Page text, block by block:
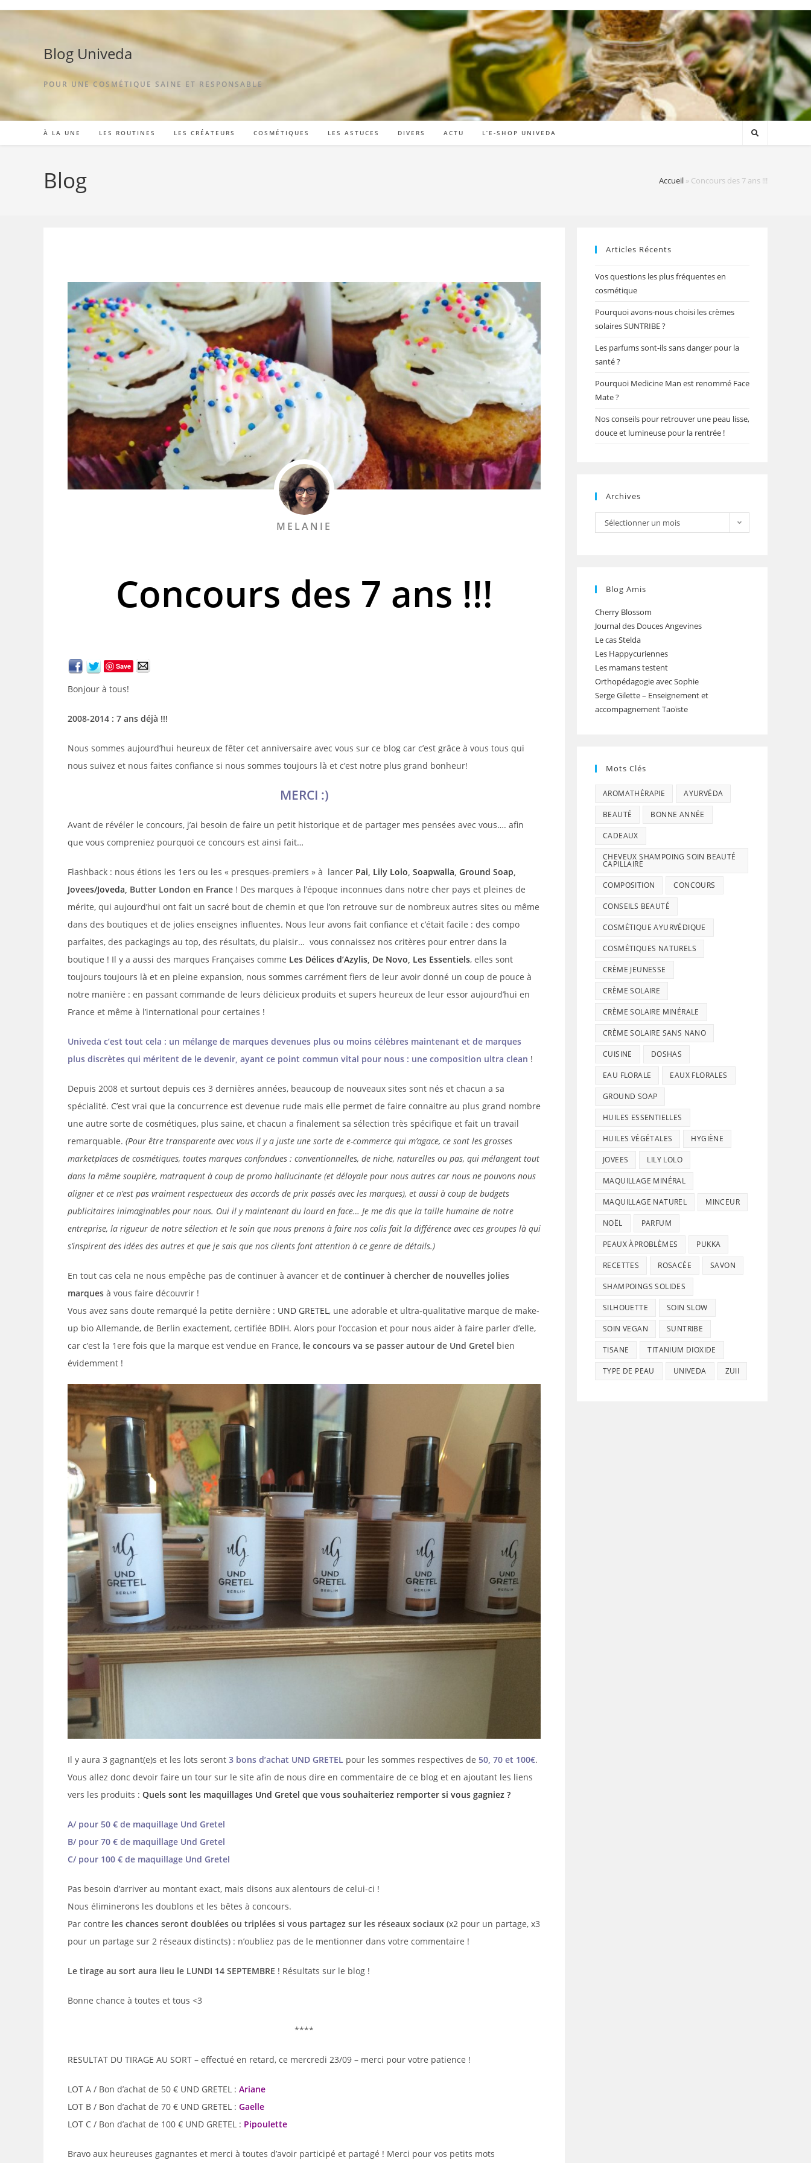
Blog Univeda
POUR UNE COSMÉTIQUE SAINE ET RESPONSABLE
À LA UNE LES ROUTINES LES CRÉATEURS COSMÉTIQUES LES ASTUCES DIVERS ACTU L’E-SHOP UNIVEDA
Blog Accueil » Concours des 7 ans !!!
MELANIE
Concours des 7 ans !!!
Save
Bonjour à tous!
2008-2014 : 7 ans déjà !!!
Nous sommes aujourd’hui heureux de fêter cet anniversaire avec vous sur ce blog car c’est grâce à vous tous qui
nous suivez et nous faites confiance si nous sommes toujours là et c’est notre plus grand bonheur!
MERCI :)
Avant de révéler le concours, j’ai besoin de faire un petit historique et de partager mes pensées avec vous…. afin
que vous compreniez pourquoi ce concours est ainsi fait…
Flashback : nous étions les 1ers ou les « presques-premiers » à lancer Pai, Lily Lolo, Soapwalla, Ground Soap,
Jovees/Joveda, Butter London en France ! Des marques à l’époque inconnues dans notre cher pays et pleines de
mérite, qui aujourd’hui ont fait un sacré bout de chemin et que l’on retrouve sur de nombreux autres sites ou même
dans des boutiques et de jolies enseignes influentes. Nous leur avons fait confiance et c’était facile : des compo
parfaites, des packagings au top, des résultats, du plaisir… vous connaissez nos critères pour entrer dans la
boutique ! Il y a aussi des marques Françaises comme Les Délices d’Azylis, De Novo, Les Essentiels, elles sont
toujours toujours là et en pleine expansion, nous sommes carrément fiers de leur avoir donné un coup de pouce à
notre manière : en passant commande de leurs délicieux produits et supers heureux de leur essor aujourd’hui en
France et même à l’international pour certaines !
Univeda c’est tout cela : un mélange de marques devenues plus ou moins célèbres maintenant et de marques
plus discrètes qui méritent de le devenir, ayant ce point commun vital pour nous : une composition ultra clean !
Depuis 2008 et surtout depuis ces 3 dernières années, beaucoup de nouveaux sites sont nés et chacun a sa
spécialité. C’est vrai que la concurrence est devenue rude mais elle permet de faire connaitre au plus grand nombre
une autre sorte de cosmétiques, plus saine, et chacun a finalement sa sélection très spécifique et fait un travail
remarquable. (Pour être transparente avec vous il y a juste une sorte de e-commerce qui m’agace, ce sont les grosses
marketplaces de cosmétiques, toutes marques confondues : conventionnelles, de niche, naturelles ou pas, qui mélangent tout
dans la même soupière, matraquent à coup de promo hallucinante (et déloyale pour nous autres car nous ne pouvons nous
aligner et ce n’est pas vraiment respectueux des accords de prix passés avec les marques), et aussi à coup de budgets
publicitaires inimaginables pour nous. Oui il y maintenant du lourd en face… Je me dis que la taille humaine de notre
entreprise, la rigueur de notre sélection et le soin que nous prenons à faire nos colis fait la différence avec ces groupes là qui
s’inspirent des idées des autres et que je sais que nos clients font attention à ce genre de détails.)
En tout cas cela ne nous empêche pas de continuer à avancer et de continuer à chercher de nouvelles jolies
marques à vous faire découvrir !
Vous avez sans doute remarqué la petite dernière : UND GRETEL, une adorable et ultra-qualitative marque de make-
up bio Allemande, de Berlin exactement, certifiée BDIH. Alors pour l’occasion et pour nous aider à faire parler d’elle,
car c’est la 1ere fois que la marque est vendue en France, le concours va se passer autour de Und Gretel bien
évidemment !
Il y aura 3 gagnant(e)s et les lots seront 3 bons d’achat UND GRETEL pour les sommes respectives de 50, 70 et 100€.
Vous allez donc devoir faire un tour sur le site afin de nous dire en commentaire de ce blog et en ajoutant les liens
vers les produits : Quels sont les maquillages Und Gretel que vous souhaiteriez remporter si vous gagniez ?
A/ pour 50 € de maquillage Und Gretel
B/ pour 70 € de maquillage Und Gretel
C/ pour 100 € de maquillage Und Gretel
Pas besoin d’arriver au montant exact, mais disons aux alentours de celui-ci !
Nous éliminerons les doublons et les bêtes à concours.
Par contre les chances seront doublées ou triplées si vous partagez sur les réseaux sociaux (x2 pour un partage, x3
pour un partage sur 2 réseaux distincts) : n’oubliez pas de le mentionner dans votre commentaire !
Le tirage au sort aura lieu le LUNDI 14 SEPTEMBRE ! Résultats sur le blog !
Bonne chance à toutes et tous <3
****
RESULTAT DU TIRAGE AU SORT – effectué en retard, ce mercredi 23/09 – merci pour votre patience !
LOT A / Bon d’achat de 50 € UND GRETEL : Ariane
LOT B / Bon d’achat de 70 € UND GRETEL : Gaelle
LOT C / Bon d’achat de 100 € UND GRETEL : Pipoulette
Bravo aux heureuses gagnantes et merci à toutes d’avoir participé et partagé ! Merci pour vos petits mots
Articles Récents
Vos questions les plus fréquentes en
cosmétique
Pourquoi avons-nous choisi les crèmes
solaires SUNTRIBE ?
Les parfums sont-ils sans danger pour la
santé ?
Pourquoi Medicine Man est renommé Face
Mate ?
Nos conseils pour retrouver une peau lisse,
douce et lumineuse pour la rentrée !
Archives
Sélectionner un mois
Blog Amis
Cherry Blossom
Journal des Douces Angevines
Le cas Stelda
Les Happycuriennes
Les mamans testent
Orthopédagogie avec Sophie
Serge Gilette – Enseignement et
accompagnement Taoïste
Mots Clés
AROMATHÉRAPIE AYURVÉDA
BEAUTÉ BONNE ANNÉE
CADEAUX
CHEVEUX SHAMPOING SOIN BEAUTÉ
CAPILLAIRE
COMPOSITION CONCOURS
CONSEILS BEAUTÉ
COSMÉTIQUE AYURVÉDIQUE
COSMÉTIQUES NATURELS
CRÈME JEUNESSE
CRÈME SOLAIRE
CRÈME SOLAIRE MINÉRALE
CRÈME SOLAIRE SANS NANO
CUISINE DOSHAS
EAU FLORALE EAUX FLORALES
GROUND SOAP
HUILES ESSENTIELLES
HUILES VÉGÉTALES HYGIÈNE
JOVEES LILY LOLO
MAQUILLAGE MINÉRAL
MAQUILLAGE NATUREL MINCEUR
NOËL PARFUM
PEAUX ÀPROBLÈMES PUKKA
RECETTES ROSACÉE SAVON
SHAMPOINGS SOLIDES
SILHOUETTE SOIN SLOW
SOIN VEGAN SUNTRIBE
TISANE TITANIUM DIOXIDE
TYPE DE PEAU UNIVEDA ZUII